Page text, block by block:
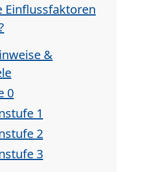
Einflussfaktoren
&
0
1
2
3